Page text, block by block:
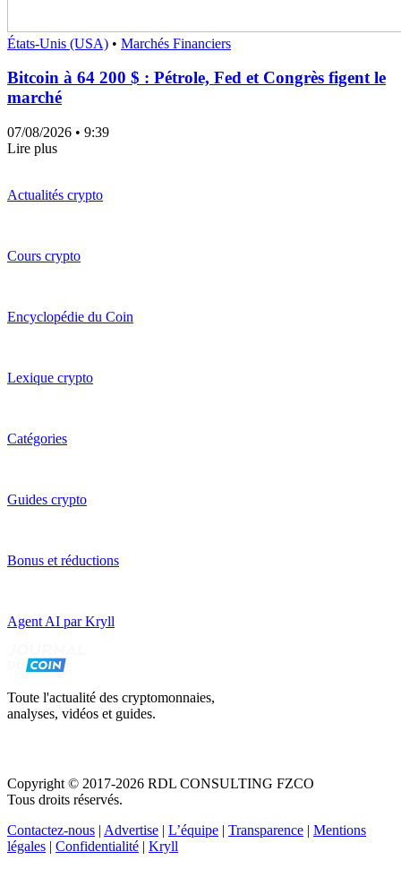
États-Unis (USA) • Marchés Financiers
Bitcoin à 64 200 $ : Pétrole, Fed et Congrès figent le
marché
07/08/2026 • 9:39
Lire plus
Actualités crypto
Cours crypto
Encyclopédie du Coin
Lexique crypto
Catégories
Guides crypto
Bonus et réductions
Agent AI par Kryll
Toute l'actualité des cryptomonnaies,
analyses, vidéos et guides.
Copyright © 2017-2026 RDL CONSULTING FZCO
Tous droits réservés.
Contactez-nous | Advertise | L’équipe | Transparence | Mentions
légales | Confidentialité | Kryll